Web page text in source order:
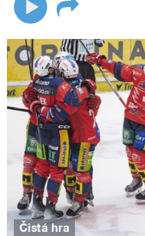
Čistá hra